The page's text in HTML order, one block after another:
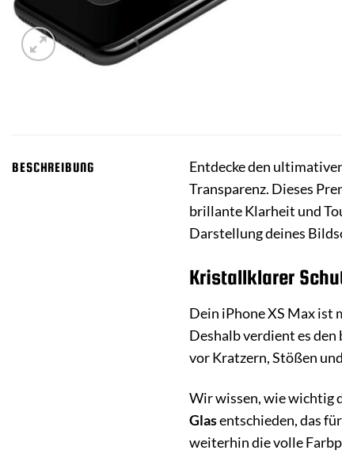
BESCHREIBUNG Entdecke den
Transparenz. Dieses
brillante Klarheit und
Darstellung deines
Kristallklarer
Dein iPhone XS Max ist
Deshalb verdient es
vor Kratzern, Stößen
Wir wissen, wie wichtig
Glasentschieden, das
weiterhin die volle